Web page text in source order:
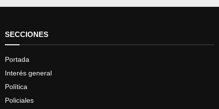
SECCIONES
Portada
Interés general
Política
Policiales